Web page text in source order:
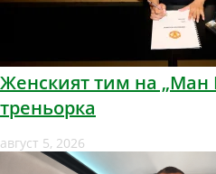
Женският тим на
треньорка
август 5, 2026